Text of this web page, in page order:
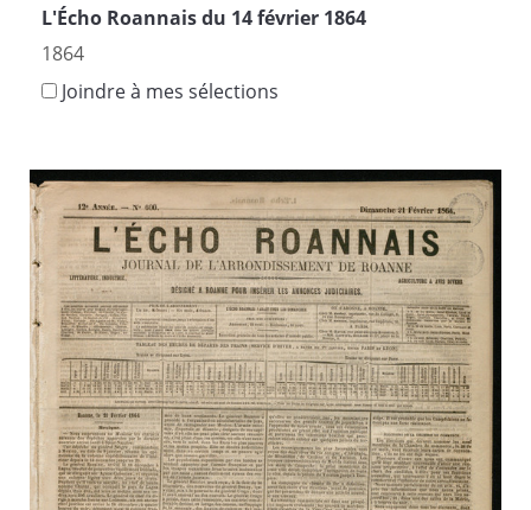
L'Écho Roannais du 14 février 1864
1864
Joindre à mes sélections